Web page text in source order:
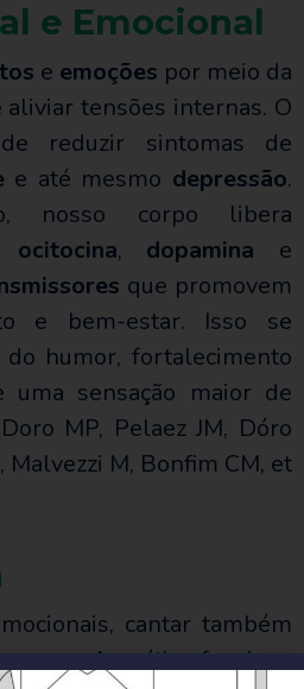
e Emocional
e emoções por meio da
tensões internas. O
reduzir sintomas de
e até mesmo depressão.
nosso corpo libera
ocitocina, dopamina e
que promovem
e bem-estar. Isso se
humor, fortalecimento
uma sensação maior de
MP, Pelaez JM, Dóro
M, Bonfim CM, et
cantar também
corpo. A prática funciona